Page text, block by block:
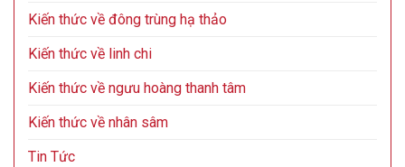
Kiến thức về đông trùng hạ thảo
Kiến thức về linh chi
Kiến thức về ngưu hoàng thanh tâm
Kiến thức về nhân sâm
Tin Tức